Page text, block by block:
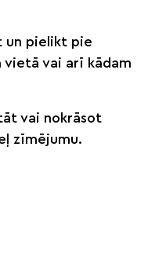
un pielikt pie
vietā vai arī kādam
vai nokrāsot
zīmējumu.